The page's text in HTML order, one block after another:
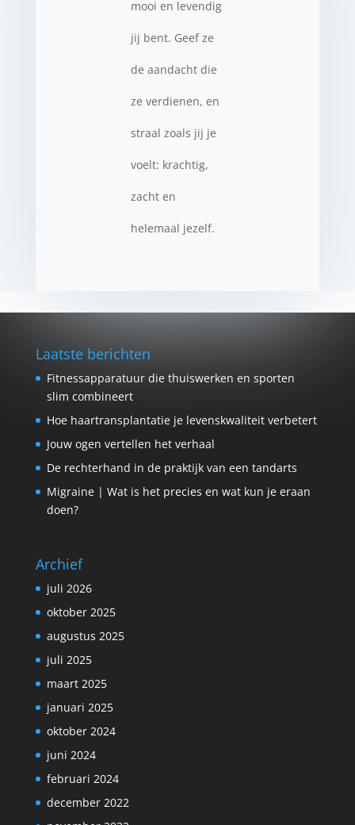
mooi en levendig
jij bent. Geef ze
de aandacht die
ze verdienen, en
straal zoals jij je
voelt: krachtig,
zacht en
helemaal jezelf.
Laatste berichten
Fitnessapparatuur die thuiswerken en sporten
slim combineert
Hoe haartransplantatie je levenskwaliteit verbetert
Jouw ogen vertellen het verhaal
De rechterhand in de praktijk van een tandarts
Migraine | Wat is het precies en wat kun je eraan
doen?
Archief
juli 2026
oktober 2025
augustus 2025
juli 2025
maart 2025
januari 2025
oktober 2024
juni 2024
februari 2024
december 2022